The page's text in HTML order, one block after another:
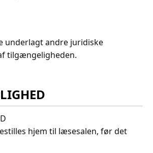
underlagt andre juridiske
tilgængeligheden.
hjem til læsesalen, før det